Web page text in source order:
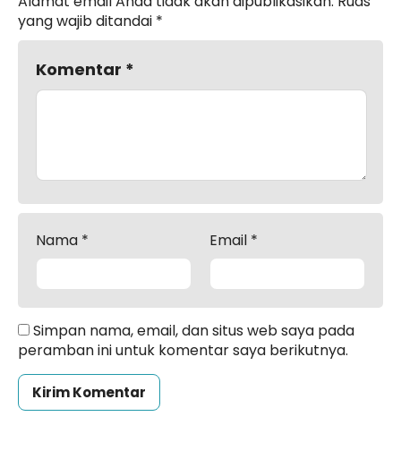
yang wajib ditandai *
Komentar *
Nama * Email *
Simpan nama, email, dan situs web saya pada
peramban ini untuk komentar saya berikutnya.